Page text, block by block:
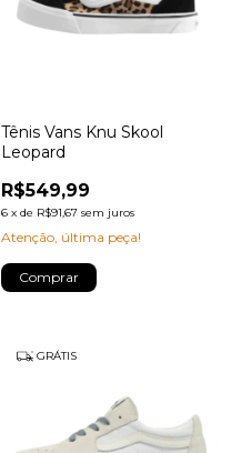
Tênis Vans Knu Skool
Leopard
R$549,99
6 x de R$91,67 sem juros
Atenção, última peça!
Comprar
GRÁTIS